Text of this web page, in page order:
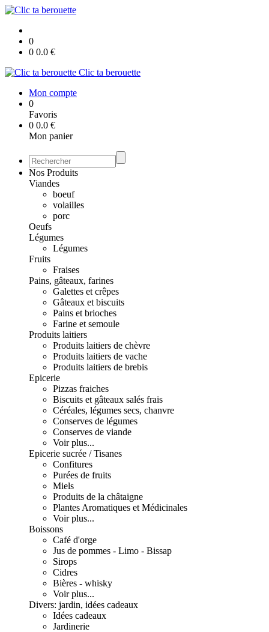
0
0 0.0 €
Clic ta berouette
Mon compte
0
Favoris
0 0.0 €
Mon panier
Nos Produits
Viandes
boeuf
volailles
porc
Oeufs
Légumes
Légumes
Fruits
Fraises
Pains, gâteaux, farines
Galettes et crêpes
Gâteaux et biscuits
Pains et brioches
Farine et semoule
Produits laitiers
Produits laitiers de chèvre
Produits laitiers de vache
Produits laitiers de brebis
Epicerie
Pizzas fraiches
Biscuits et gâteaux salés frais
Céréales, légumes secs, chanvre
Conserves de légumes
Conserves de viande
Voir plus...
Epicerie sucrée / Tisanes
Confitures
Purées de fruits
Miels
Produits de la châtaigne
Plantes Aromatiques et Médicinales
Voir plus...
Boissons
Café d'orge
Jus de pommes - Limo - Bissap
Sirops
Cidres
Bières - whisky
Voir plus...
Divers: jardin, idées cadeaux
Idées cadeaux
Jardinerie